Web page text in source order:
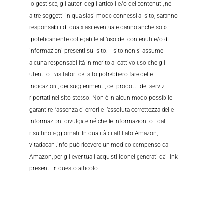
lo gestisce, gli autori degli articoli e/o dei contenuti, né
altre soggetti in qualsiasi modo connessi al sito, saranno
responsabili di qualsiasi eventuale danno anche solo
ipoteticamente collegabile all’uso dei contenuti e/o di
informazioni presenti sul sito. Il sito non si assume
alcuna responsabilità in merito al cattivo uso che gli
utenti o i visitatori del sito potrebbero fare delle
indicazioni, dei suggerimenti, dei prodotti, dei servizi
riportati nel sito stesso. Non è in alcun modo possibile
garantire l’assenza di errori e l’assoluta correttezza delle
informazioni divulgate né che le informazioni o i dati
risultino aggiornati. In qualità di affiliato Amazon,
vitadacani.info può ricevere un modico compenso da
Amazon, per gli eventuali acquisti idonei generati dai link
presenti in questo articolo.